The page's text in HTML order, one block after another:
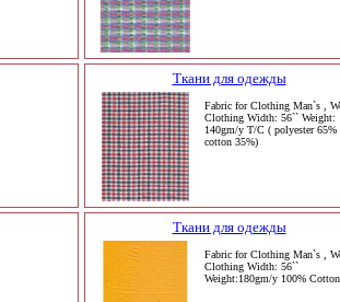
Ткани для одежды
Fabric for Clothing Man`s ,
Clothing Width: 56`` Weight:
140gm/y T/C ( polyester 65%
cotton 35%)
Ткани для одежды
Fabric for Clothing Man`s ,
Clothing Width: 56``
Weight:180gm/y 100% Cotton